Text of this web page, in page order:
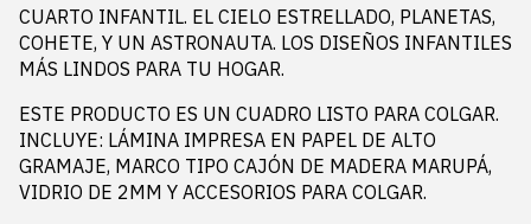
CUARTO INFANTIL. EL CIELO ESTRELLADO, PLANETAS,
COHETE, Y UN ASTRONAUTA. LOS DISEÑOS INFANTILES
MÁS LINDOS PARA TU HOGAR.
ESTE PRODUCTO ES UN CUADRO LISTO PARA COLGAR.
INCLUYE: LÁMINA IMPRESA EN PAPEL DE ALTO
GRAMAJE, MARCO TIPO CAJÓN DE MADERA MARUPÁ,
VIDRIO DE 2MM Y ACCESORIOS PARA COLGAR.